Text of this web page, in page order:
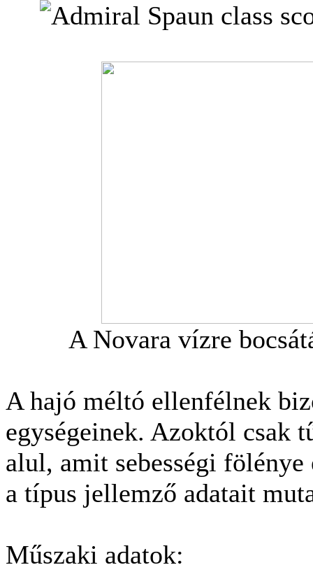
A Novara vízre
A hajó méltó ellenfélnek
egységeinek. Azoktól csak
alul, amit sebességi
a típus jellemző adatait
Műszaki adatok: